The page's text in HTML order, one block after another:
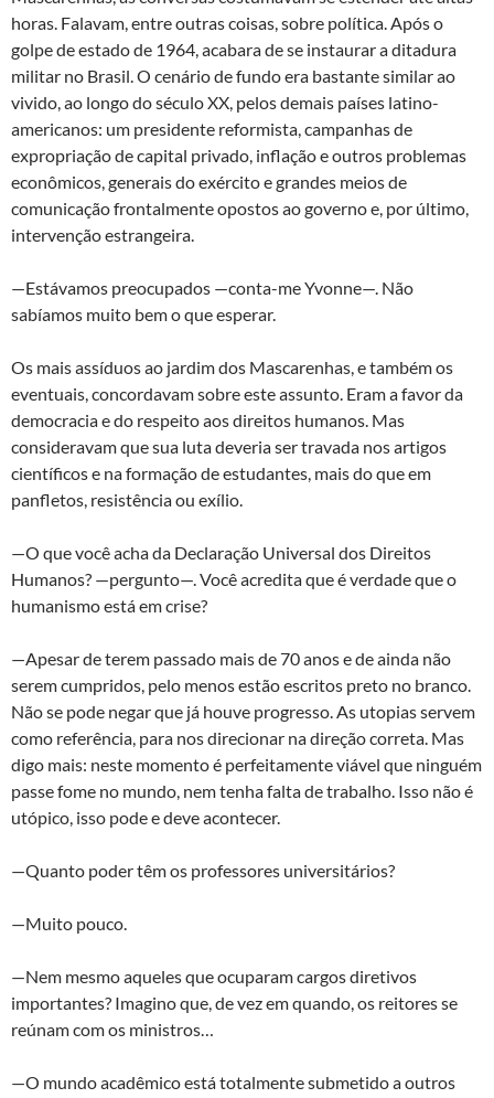
horas. Falavam, entre outras coisas, sobre política. Após o
golpe de estado de 1964, acabara de se instaurar a ditadura
militar no Brasil. O cenário de fundo era bastante similar ao
vivido, ao longo do século XX, pelos demais países latino-
americanos: um presidente reformista, campanhas de
expropriação de capital privado, inflação e outros problemas
econômicos, generais do exército e grandes meios de
comunicação frontalmente opostos ao governo e, por último,
intervenção estrangeira.
—Estávamos preocupados —conta-me Yvonne—. Não
sabíamos muito bem o que esperar.
Os mais assíduos ao jardim dos Mascarenhas, e também os
eventuais, concordavam sobre este assunto. Eram a favor da
democracia e do respeito aos direitos humanos. Mas
consideravam que sua luta deveria ser travada nos artigos
científicos e na formação de estudantes, mais do que em
panfletos, resistência ou exílio.
—O que você acha da Declaração Universal dos Direitos
Humanos? —pergunto—. Você acredita que é verdade que o
humanismo está em crise?
—Apesar de terem passado mais de 70 anos e de ainda não
serem cumpridos, pelo menos estão escritos preto no branco.
Não se pode negar que já houve progresso. As utopias servem
como referência, para nos direcionar na direção correta. Mas
digo mais: neste momento é perfeitamente viável que ninguém
passe fome no mundo, nem tenha falta de trabalho. Isso não é
utópico, isso pode e deve acontecer.
—Quanto poder têm os professores universitários?
—Muito pouco.
—Nem mesmo aqueles que ocuparam cargos diretivos
importantes? Imagino que, de vez em quando, os reitores se
reúnam com os ministros…
—O mundo acadêmico está totalmente submetido a outros